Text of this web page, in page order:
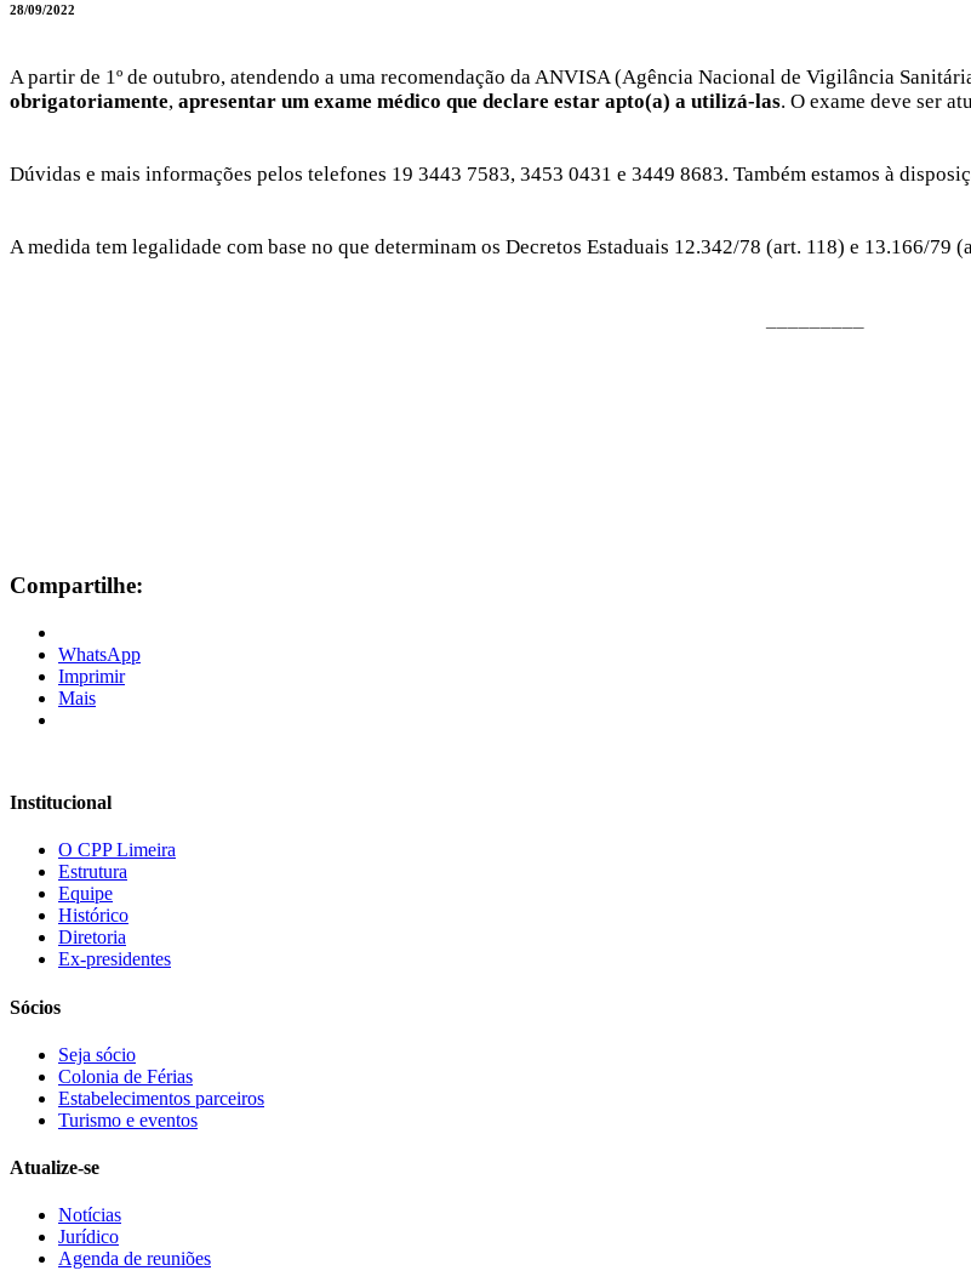
28/09/2022
A partir de 1º de outubro, atendendo a uma recomendação da ANVISA (Agência Nacional de Vigilância
obrigatoriamente, apresentar um exame médico que declare estar apto(a) a utilizá-las. O exame deve ser
Dúvidas e mais informações pelos telefones 19 3443 7583, 3453 0431 e 3449 8683. Também estamos à
A medida tem legalidade com base no que determinam os Decretos Estaduais 12.342/78 (art. 118) e 13.166/79
Compartilhe:
WhatsApp
Imprimir
Mais
Institucional
O CPP Limeira
Estrutura
Equipe
Histórico
Diretoria
Ex-presidentes
Sócios
Seja sócio
Colonia de Férias
Estabelecimentos parceiros
Turismo e eventos
Atualize-se
Notícias
Jurídico
Agenda de reuniões